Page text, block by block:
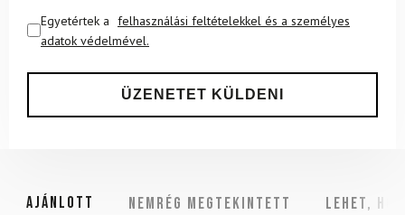
Egyetértek a felhasználási feltételekkel és a személyes
adatok védelmével.
Ajánlott NEMRÉG MEGTEKINTETT Lehet,